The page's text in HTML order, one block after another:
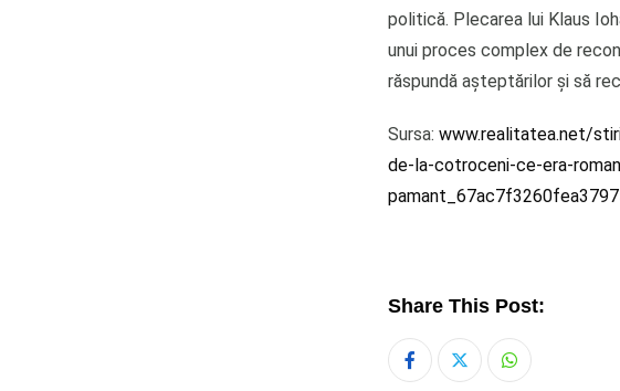
politică. Plecarea lui Klaus
unui proces complex de
răspundă așteptărilor și să
Sursa: www.realitatea.net/
de-la-cotroceni-ce-era-
Share This Post:
Whatsapp